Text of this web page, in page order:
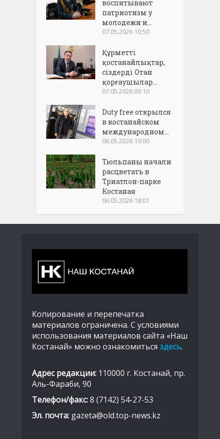
воспитывают
патриотизм у
молодежи и...
07.05.2026 10:50
Құрметті
қостанайлықтар,
сіздерді Отан
қорғаушылар...
07.05.2026 09:10
Duty free открылся
в костанайском
международном...
06.05.2026 19:00
Тюльпаны начали
расцветать в
Триатлон-парке
Костаная
06.05.2026 18:01
Копирование и перепечатка
материалов ограничена. С условиями
использования материалов сайта «Наш
Костанай» можно ознакомиться здесь.
Адрес редакции: 110000 г. Костанай, пр.
Аль-Фараби, 90
Телефон/факс:8 (7142) 54-27-53
Эл. почта: gazeta@old.top-news.kz